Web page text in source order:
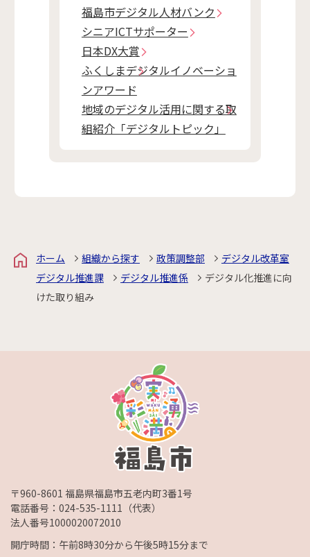
福島市デジタル人材バンク
シニアICTサポーター
日本DX大賞
ふくしまデジタルイノベーショ
ンアワード
地域のデジタル活用に関する取
組紹介「デジタルトピック」
ホーム 組織から探す 政策調整部
デジタル改革室
デジタル推進課
デジタル推進係
デジタル化推進に向
けた取り組み
〒960-8601 福島県福島市五老内町3番1号
電話番号： 024-535-1111 （代表）
法人番号1000020072010
開庁時間：午前8時30分から午後5時15分まで